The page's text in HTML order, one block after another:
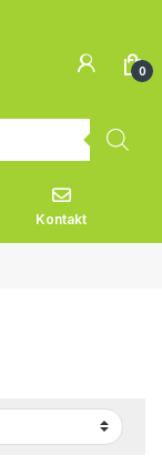
0
Kontakt